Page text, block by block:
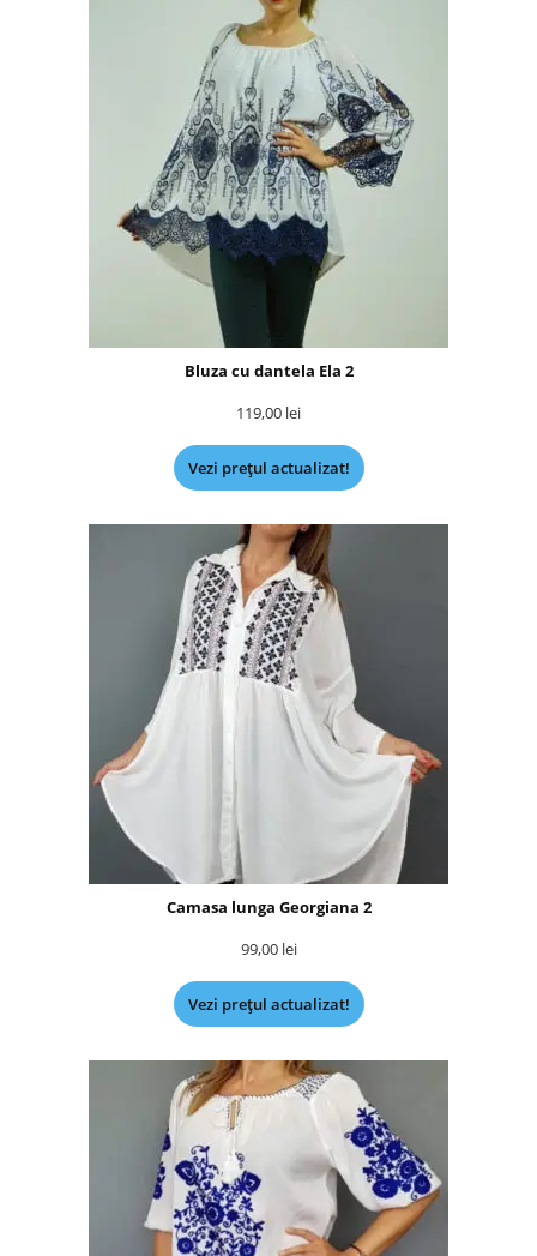
Bluza cu dantela Ela 2
119,00 lei
Vezi prețul actualizat!
Camasa lunga Georgiana 2
99,00 lei
Vezi prețul actualizat!